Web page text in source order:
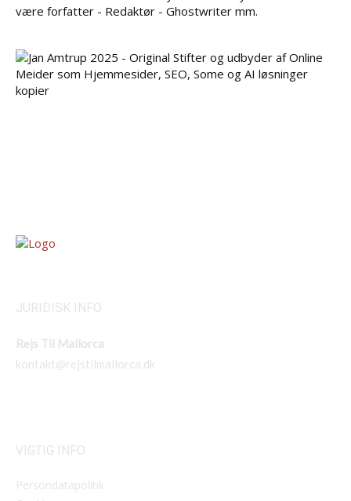
JURIDISK INFO
Rejs Til Mallorca
kontakt@rejstilmallorca.dk
VIGTIG INFO
Persondatapolitik